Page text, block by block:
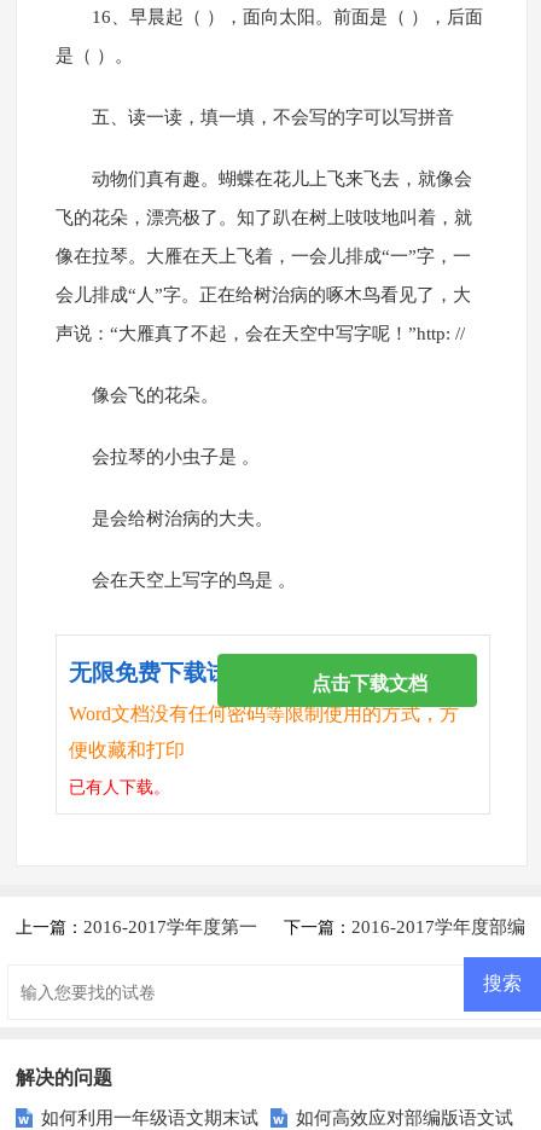
16、早晨起（ ），面向太阳。前面是（ ），后面
是（ ）。
五、读一读，填一填，不会写的字可以写拼音
动物们真有趣。蝴蝶在花儿上飞来飞去，就像会
飞的花朵，漂亮极了。知了趴在树上吱吱地叫着，就
像在拉琴。大雁在天上飞着，一会儿排成“一”字，一
会儿排成“人”字。正在给树治病的啄木鸟看见了，大
声说：“大雁真了不起，会在天空中写字呢！”http: //
像会飞的花朵。
会拉琴的小虫子是 。
是会给树治病的大夫。
会在天空上写字的鸟是 。
无限免费下载试卷
Word文档没有任何密码等限制使用的方式，方
便收藏和打印
已有人下载。
点击下载文档
上一篇： 2016-2017学年度第一
测卷
下一篇： 2016-2017学年度部编
解决的问题
如何利用一年级语文期末试
如何高效应对部编版语文试